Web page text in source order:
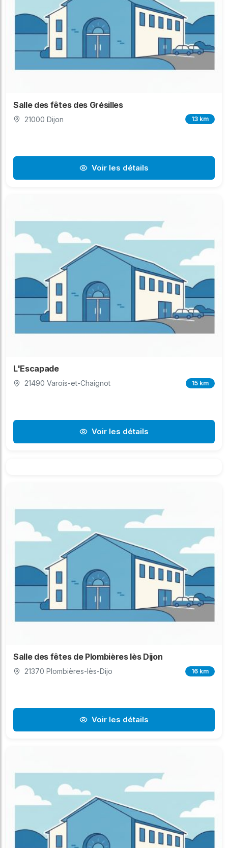
Salle des fêtes des Grésilles
21000 Dijon 13 km
Voir les détails
L'Escapade
21490 Varois-et-Chaignot 15 km
Voir les détails
Salle des fêtes de Plombières lès Dijon
21370 Plombières-lès-Dijo 16 km
Voir les détails